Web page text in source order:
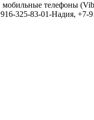
мобильные телефоны
916-325-83-01-Надия, +7-